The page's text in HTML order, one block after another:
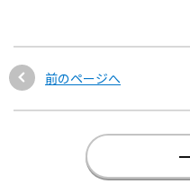
前のページへ